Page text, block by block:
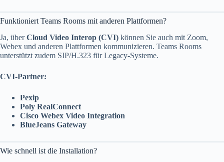
Funktioniert Teams Rooms mit anderen Plattformen?
Ja, überCloud Video Interop (CVI) können Sie auch mit Zoom,
Webex und anderen Plattformen kommunizieren. Teams Rooms
unterstützt zudem SIP/H.323 für Legacy-Systeme.
CVI-Partner:
Pexip
Poly RealConnect
Cisco Webex Video Integration
BlueJeans Gateway
Wie schnell ist die Installation?